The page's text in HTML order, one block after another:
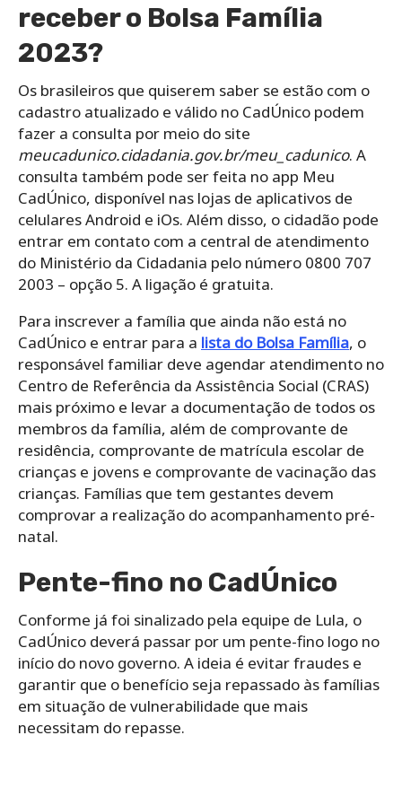
receber o Bolsa Família
2023?
Os brasileiros que quiserem saber se estão com o
cadastro atualizado e válido no CadÚnico podem
fazer a consulta por meio do site
meucadunico.cidadania.gov.br/meu_cadunico. A
consulta também pode ser feita no app Meu
CadÚnico, disponível nas lojas de aplicativos de
celulares Android e iOs. Além disso, o cidadão pode
entrar em contato com a central de atendimento
do Ministério da Cidadania pelo número 0800 707
2003 – opção 5. A ligação é gratuita.
Para inscrever a família que ainda não está no
CadÚnico e entrar para a lista do Bolsa Família, o
responsável familiar deve agendar atendimento no
Centro de Referência da Assistência Social (CRAS)
mais próximo e levar a documentação de todos os
membros da família, além de comprovante de
residência, comprovante de matrícula escolar de
crianças e jovens e comprovante de vacinação das
crianças. Famílias que tem gestantes devem
comprovar a realização do acompanhamento pré-
natal.
Pente-fino no CadÚnico
Conforme já foi sinalizado pela equipe de Lula, o
CadÚnico deverá passar por um pente-fino logo no
início do novo governo. A ideia é evitar fraudes e
garantir que o benefício seja repassado às famílias
em situação de vulnerabilidade que mais
necessitam do repasse.